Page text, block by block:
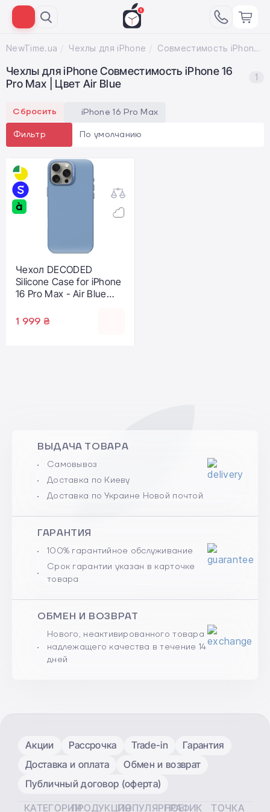
NewTime.ua Чехлы для iPhone Совместимость iPhone 16 Pro Max; Цвет Air Blue
Чехлы для iPhone Совместимость iPhone 16
Pro Max | Цвет Air Blue
1
Сбросить iPhone 16 Pro Max
Фильтр По умолчанию
Чехол DECODED
Silicone Case for iPhone
16 Pro Max - Air Blue
1 999 ₴
ВЫДАЧА ТОВАРА
Самовывоз
Доставка по Киеву
Доставка по Украине Новой почтой
ГАРАНТИЯ
100% гарантийное обслуживание
Срок гарантии указан в карточке
товара
ОБМЕН И ВОЗВРАТ
Нового, неактивированного товара
надлежащего качества в течение 14
дней
Акции Рассрочка Trade-in
Гарантия
Доставка и оплата
Обмен и возврат
Публичный договор (оферта)
КАТЕГОРИИПРОДУКЦИЯПОПУЛЯРНОЕГРАФИК
ТОЧКА